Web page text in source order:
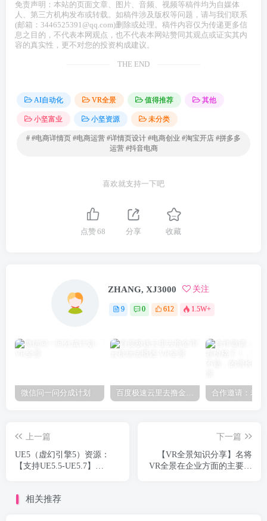
免责声明：本站的页面文章、图片、音频、视频等稿件均为自媒体
人、第三方机构发布或转载。如稿件涉及版权等问题，请与我们联系
(邮箱：3446525391@qq.com)删除或处理。稿件内容仅为传递更多信
息之目的，不代表本网观点，也不代表本网站赞同其观点或证实其内
容的真实性，更不对您的投资构成建议。
THE END
AI自动化 VR全景 值得推荐 其他
小坚富业 小坚资源 未分类
# #电商详情页 #电商运营 #详情页设计 #电商创业 #淘宝开店 #拼多多
运营 #抖音电商
喜欢就支持一下吧
点赞68 分享 收藏
ZHANG, XJ3000 关注
9 0 612 1.5W+
微信问一问分成计划 百度极速云里去撸金币-云机玩法概述
上一篇
UE5（虚幻引擎5）资源：
【支持UE5.5-UE5.7】
下一篇
【VR全景知识分享】名将
VR全景在企业方面的主要应
相关推荐